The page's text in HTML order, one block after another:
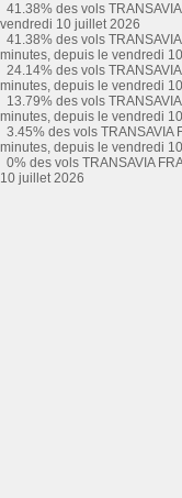
41.38% des vols
vendredi 10 juillet 2026
41.38% des vols
minutes, depuis le vendredi
24.14% des vols
minutes, depuis le vendredi
13.79% des vols
minutes, depuis le vendredi
3.45% des vols TRANSAVIA
minutes, depuis le vendredi
0% des vols TRANSAVIA
10 juillet 2026